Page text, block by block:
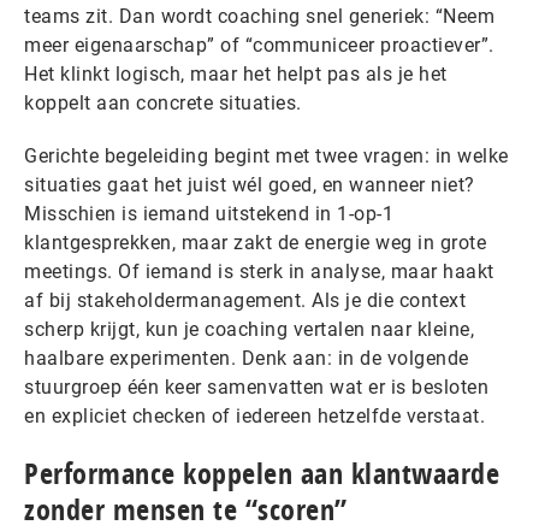
teams zit. Dan wordt coaching snel generiek: “Neem
meer eigenaarschap” of “communiceer proactiever”.
Het klinkt logisch, maar het helpt pas als je het
koppelt aan concrete situaties.
Gerichte begeleiding begint met twee vragen: in welke
situaties gaat het juist wél goed, en wanneer niet?
Misschien is iemand uitstekend in 1-op-1
klantgesprekken, maar zakt de energie weg in grote
meetings. Of iemand is sterk in analyse, maar haakt
af bij stakeholdermanagement. Als je die context
scherp krijgt, kun je coaching vertalen naar kleine,
haalbare experimenten. Denk aan: in de volgende
stuurgroep één keer samenvatten wat er is besloten
en expliciet checken of iedereen hetzelfde verstaat.
Performance koppelen aan klantwaarde
zonder mensen te “scoren”